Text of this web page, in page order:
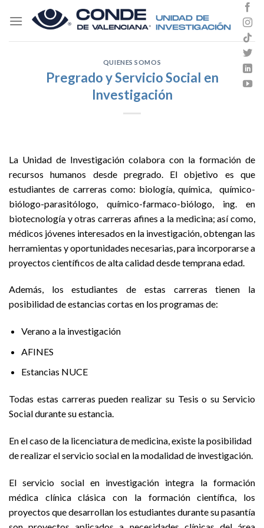
QUIENES SOMOS
Pregrado y Servicio Social en
Investigación
La Unidad de Investigación colabora con la formación de
recursos humanos desde pregrado. El objetivo es que
estudiantes de carreras como: biología, química, químico-
biólogo-parasitólogo, químico-farmaco-biólogo, ing. en
biotecnología y otras carreras afines a la medicina; así como,
médicos jóvenes interesados en la investigación, obtengan las
herramientas y oportunidades necesarias, para incorporarse a
proyectos científicos de alta calidad desde temprana edad.
Además, los estudiantes de estas carreras tienen la
posibilidad de estancias cortas en los programas de:
Verano a la investigación
AFINES
Estancias NUCE
Todas estas carreras pueden realizar su Tesis o su Servicio
Social durante su estancia.
En el caso de la licenciatura de medicina, existe la posibilidad
de realizar el servicio social en la modalidad de investigación.
El servicio social en investigación integra la formación
médica clínica clásica con la formación científica, los
proyectos que desarrollan los estudiantes durante su pasantía